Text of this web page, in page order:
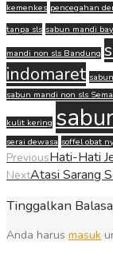
kemenkes pencegahan
tanpa sls sabun mandi
mandi non sls Bandung
indomaret
sabun mandi non sls
kulit kering
serai dewasa soffel obat
PreviousHati-Hati
NextAtasi Sarang
Tinggalkan
Anda harus masuk